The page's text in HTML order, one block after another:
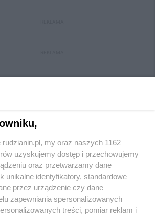
lokalnych
rudzianin.pl, my oraz naszych 1162
uzyskujemy dostęp i przechowujemy
oraz przetwarzamy dane
unikalne identyfikatory, standardowe
przez urządzenie czy dane
zapewniania spersonalizowanych
treści, pomiar reklam i